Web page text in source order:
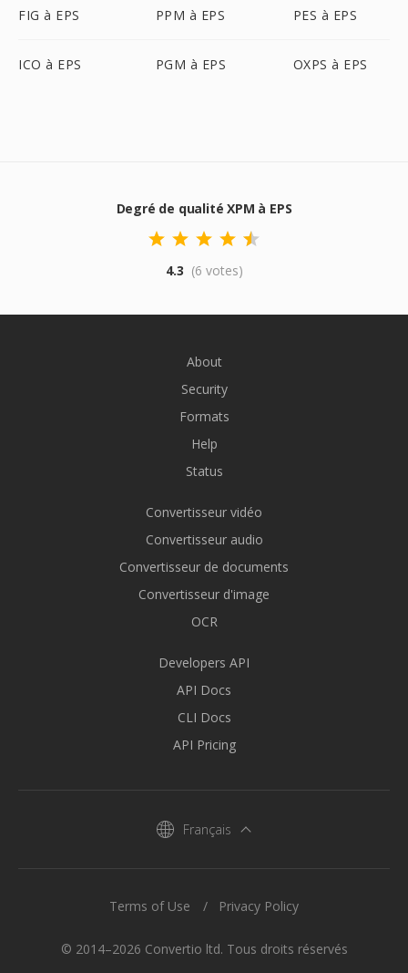
FIG à EPS PPM à EPS PES à EPS
ICO à EPS PGM à EPS OXPS à EPS
Degré de qualité XPM à EPS
4.3 (6 votes)
About
Security
Formats
Help
Status
Convertisseur vidéo
Convertisseur audio
Convertisseur de documents
Convertisseur d'image
OCR
Developers API
API Docs
CLI Docs
API Pricing
Français
© 2014–2026 Convertio ltd. Tous droits réservés
Terms of Use Privacy Policy